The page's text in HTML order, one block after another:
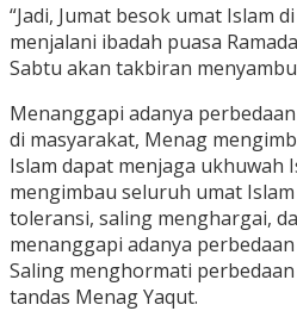
“Jadi, Jumat besok umat Islam
menjalani ibadah puasa
Sabtu akan takbiran
Menanggapi adanya
di masyarakat, Menag
Islam dapat menjaga ukhuwah
mengimbau seluruh umat
toleransi, saling menghargai,
menanggapi adanya
Saling menghormati
tandas Menag Yaqut.